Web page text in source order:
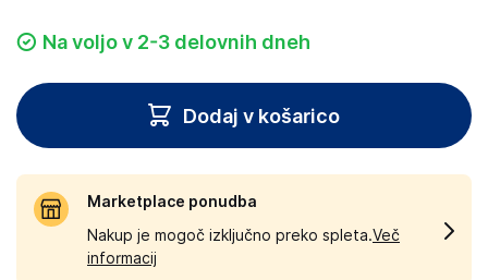
Na voljo v 2-3 delovnih dneh
Dodaj v košarico
Marketplace ponudba
Nakup je mogoč izključno preko spleta.Več
informacij